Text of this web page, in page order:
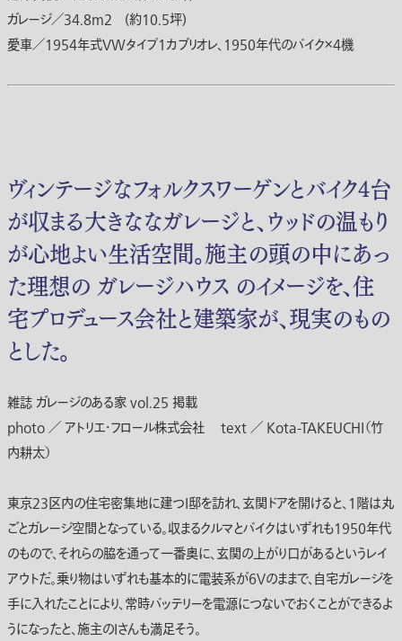
ガレージ／34.8m2 (約10.5坪)
愛車／1954年式VWタイプ1カブリオレ、1950年代のバイク×4機
ヴィンテージなフォルクスワーゲンとバイク4台
が収まる大きななガレージと、ウッドの温もり
が心地よい生活空間。施主の頭の中にあっ
た理想の ガレージハウス のイメージを、住
宅プロデュース会社と建築家が、現実のもの
とした。
雑誌 ガレージのある家 vol.25 掲載
photo ／ アトリエ・フロール株式会社 text ／ Kota-TAKEUCHI（竹
内耕太）
東京23区内の住宅密集地に建つI邸を訪れ、玄関ドアを開けると、1階は丸
ごとガレージ空間となっている。収まるクルマとバイクはいずれも1950年代
のもので、それらの脇を通って一番奥に、玄関の上がり口があるというレイ
アウトだ。乗り物はいずれも基本的に電装系が6Vのままで、自宅ガレージを
手に入れたことにより、常時バッテリーを電源につないでおくことができるよ
うになったと、施主のIさんも満足そう。